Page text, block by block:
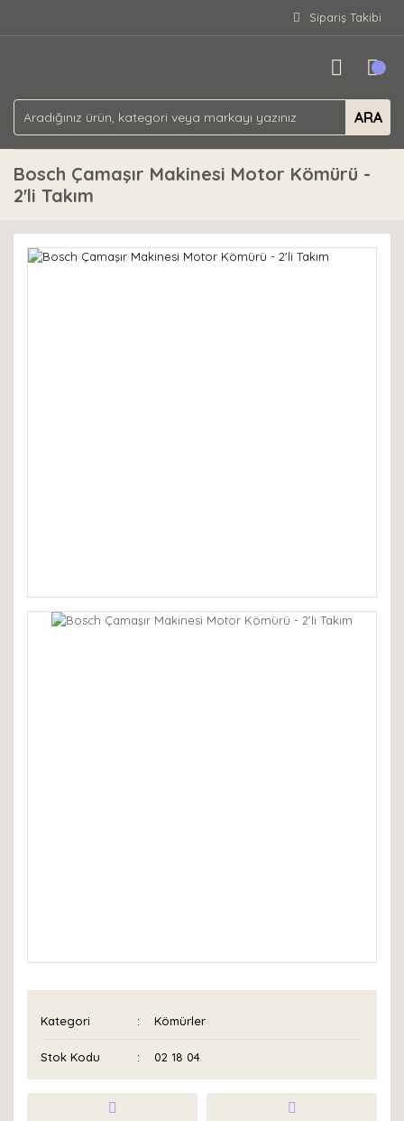
Sipariş Takibi
ARA
Bosch Çamaşır Makinesi Motor Kömürü -
2'li Takım
Kategori Kömürler
Stok Kodu 02 18 04